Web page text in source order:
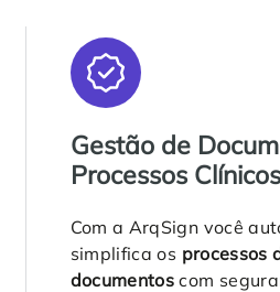
Gestão de
Processos Clínicos
Com a ArqSign você
simplifica os processos
documentos com